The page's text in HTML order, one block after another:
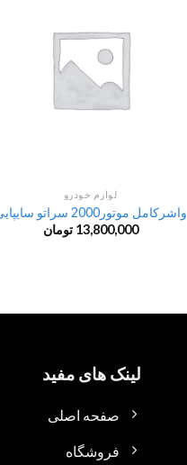
لوازم خودرو
واشرکامل موتور2000 سراتو سایپایی
13,800,000 تومان
لینک های مفید
صفحه اصلی
فروشگاه